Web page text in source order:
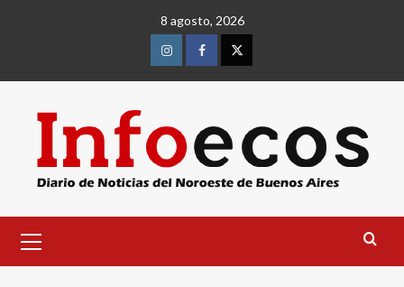
8 agosto, 2026
InstagramFacebookTwitter
primario